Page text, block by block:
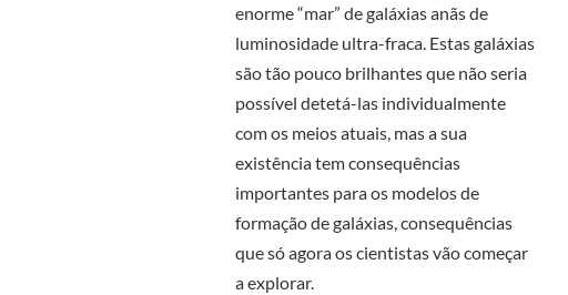
enorme “mar” de galáxias anãs de
luminosidade ultra-fraca. Estas galáxias
são tão pouco brilhantes que não seria
possível detetá-las individualmente
com os meios atuais, mas a sua
existência tem consequências
importantes para os modelos de
formação de galáxias, consequências
que só agora os cientistas vão começar
a explorar.